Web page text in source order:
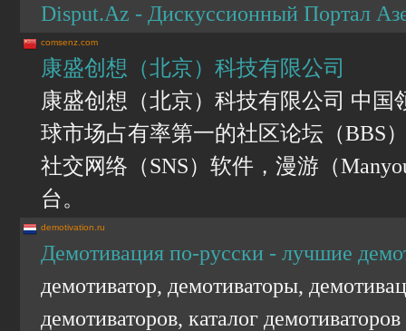
Disput.Az - Дискуссионный Портал
comsenz.com
康盛创想（北京）科技有限公司
康盛创想（北京）科技有限公司 中
球市场占有率第一的社区论坛（BBS
社交网络（SNS）软件，漫游（
台。
demotivation.ru
Демотивация по-русски - лучшие
демотиватор, демотиваторы,
демотиваторов, каталог демотиваторов